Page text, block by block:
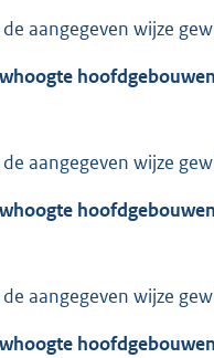
aangegeven wijze
aangegeven wijze
aangegeven wijze